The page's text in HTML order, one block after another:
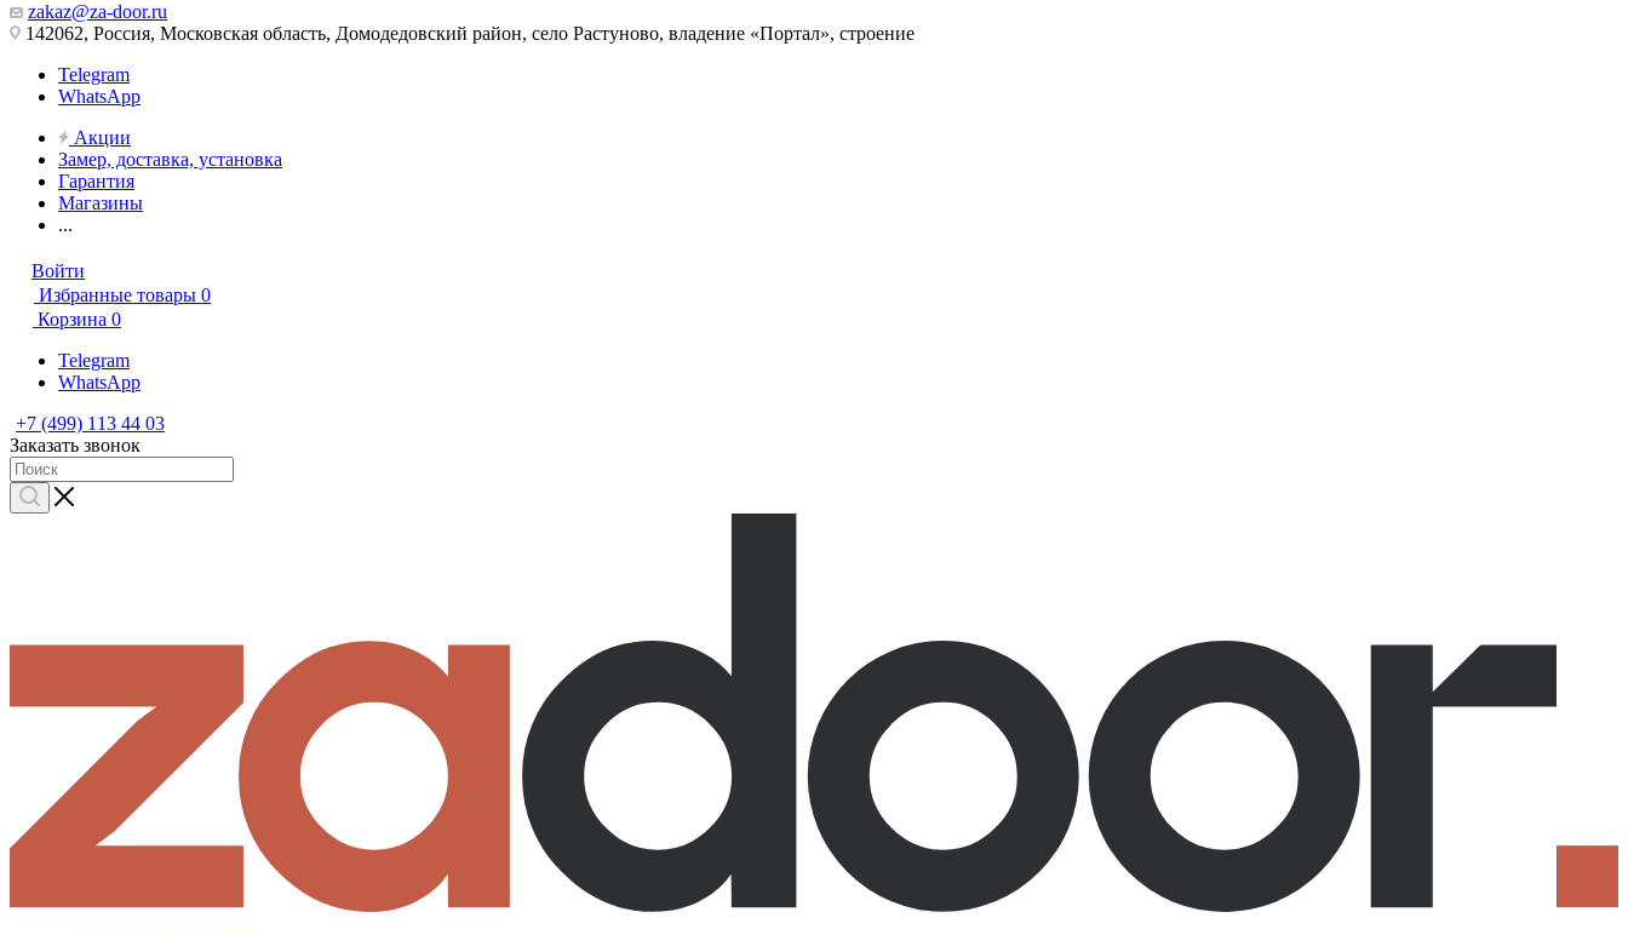
zakaz@za-door.ru
142062, Россия, Московская область, Домодедовский район, село Растуново, владение «Портал», строение
Telegram
WhatsApp
Акции
Замер, доставка, установка
Гарантия
Магазины
...
Войти
Избранные товары 0
Корзина 0
Telegram
WhatsApp
+7 (499) 113 44 03
Заказать звонок